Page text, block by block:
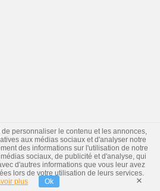
de personnaliser le contenu et les annonces,
aux médias sociaux et d'analyser notre
des informations sur l'utilisation de notre
sociaux, de publicité et d'analyse, qui
d'autres informations que vous leur avez
lors de votre utilisation de leurs services.
plus
Ok ×